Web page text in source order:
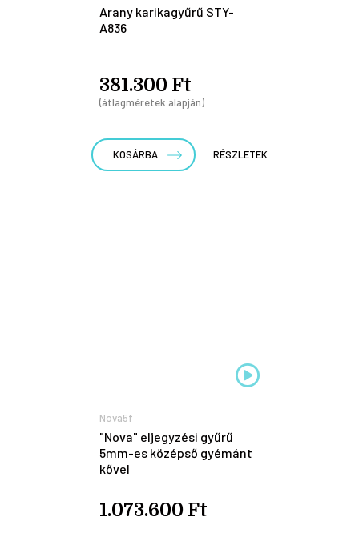
Arany karikagyűrű STY-
A836
381.300 Ft
(átlagméretek alapján)
KOSÁRBA RÉSZLETEK
Nova5f
"Nova" eljegyzési gyűrű
5mm-es középső gyémánt
kővel
1.073.600 Ft